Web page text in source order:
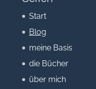
Start
Blog
meine Basis
die Bücher
über mich